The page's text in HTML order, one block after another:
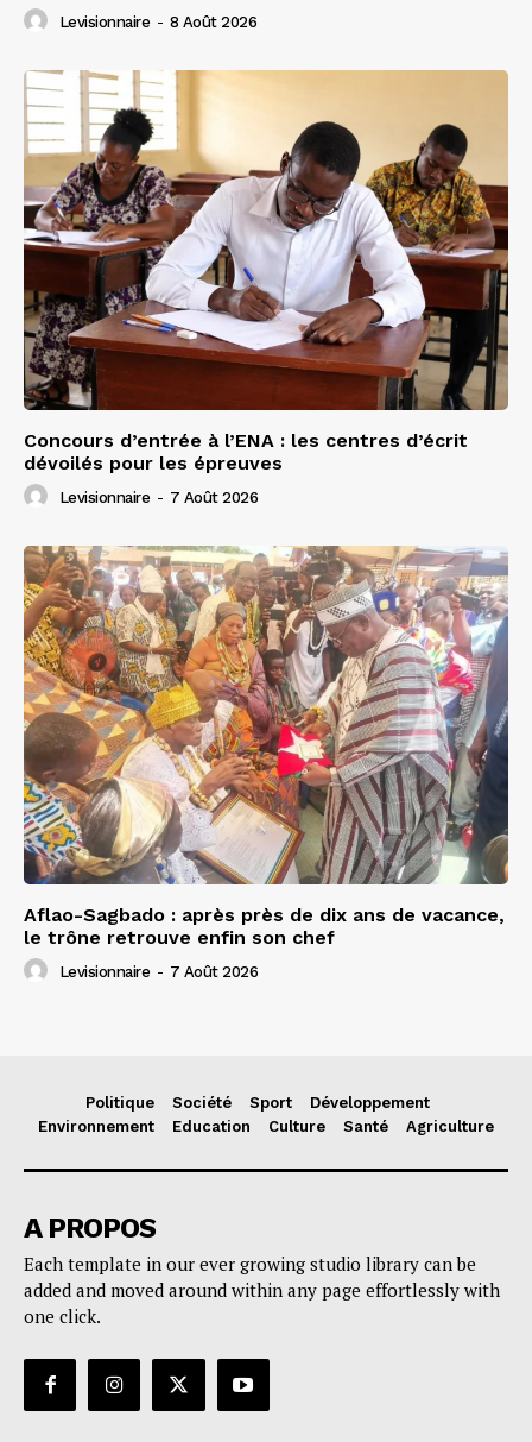
Levisionnaire - 8 Août 2026
Concours d’entrée à l’ENA : les centres d’écrit
dévoilés pour les épreuves
Levisionnaire - 7 Août 2026
Aflao-Sagbado : après près de dix ans de vacance,
le trône retrouve enfin son chef
Levisionnaire - 7 Août 2026
Politique Société Sport
Développement
Environnement
Education Culture Santé Agriculture
A PROPOS
Each template in our ever growing studio library can be
added and moved around within any page effortlessly with
one click.